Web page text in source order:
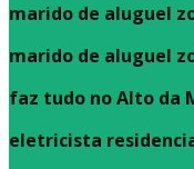
marido de aluguel
marido de aluguel
faz tudo no Alto da
eletricista